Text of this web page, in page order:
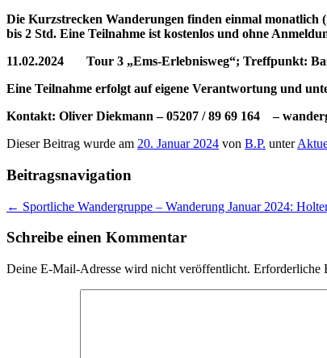
Die Kurzstrecken Wanderungen finden einmal monatlich
bis 2 Std. Eine Teilnahme ist kostenlos und ohne
11.02.2024 Tour 3 „Ems-Erlebnisweg“; Treffpunkt:
Eine Teilnahme erfolgt auf eigene Verantwortung und
Kontakt: Oliver Diekmann – 05207 / 89 69 164 –
Dieser Beitrag wurde am 20. Januar 2024 von B.P. unter
Beitragsnavigation
← Sportliche Wandergruppe – Wanderung Januar 2024:
Schreibe einen Kommentar
Deine E-Mail-Adresse wird nicht veröffentlicht. Erforderliche